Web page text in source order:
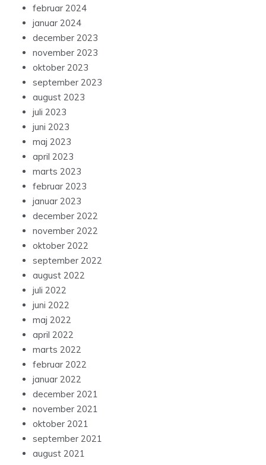
februar 2024
januar 2024
december 2023
november 2023
oktober 2023
september 2023
august 2023
juli 2023
juni 2023
maj 2023
april 2023
marts 2023
februar 2023
januar 2023
december 2022
november 2022
oktober 2022
september 2022
august 2022
juli 2022
juni 2022
maj 2022
april 2022
marts 2022
februar 2022
januar 2022
december 2021
november 2021
oktober 2021
september 2021
august 2021